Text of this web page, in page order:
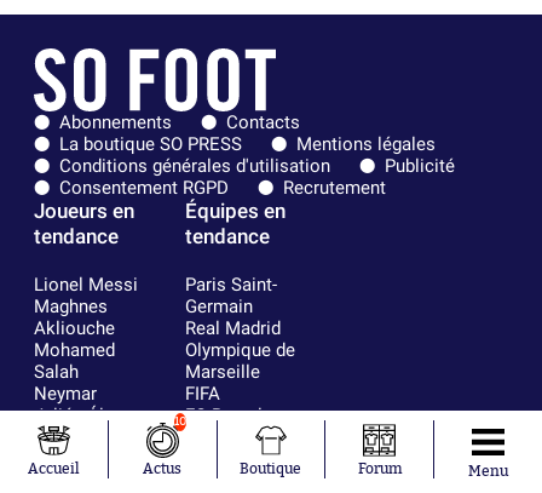
Abonnements
Contacts
La boutique SO PRESS
Mentions légales
Conditions générales d'utilisation
Publicité
Consentement RGPD
Recrutement
Joueurs en
tendance
Lionel Messi
Maghnes
Akliouche
Mohamed
Salah
Neymar
Julián Álvarez
Ferrán Torres
Kilian Corredor
Franco
Équipes en
tendance
Paris Saint-
Germain
Real Madrid
Olympique de
Marseille
FIFA
FC Barcelone
Argentine
Olympique
lyonnais
Accueil
10
Actus Boutique Forum Menu